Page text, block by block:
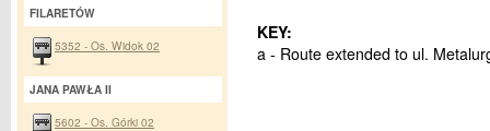
KEY:
a - Route extended to ul.
FILARETÓW
5352 - Os. Widok 02
JANA PAWŁA II
5602 - Os. Górki 02